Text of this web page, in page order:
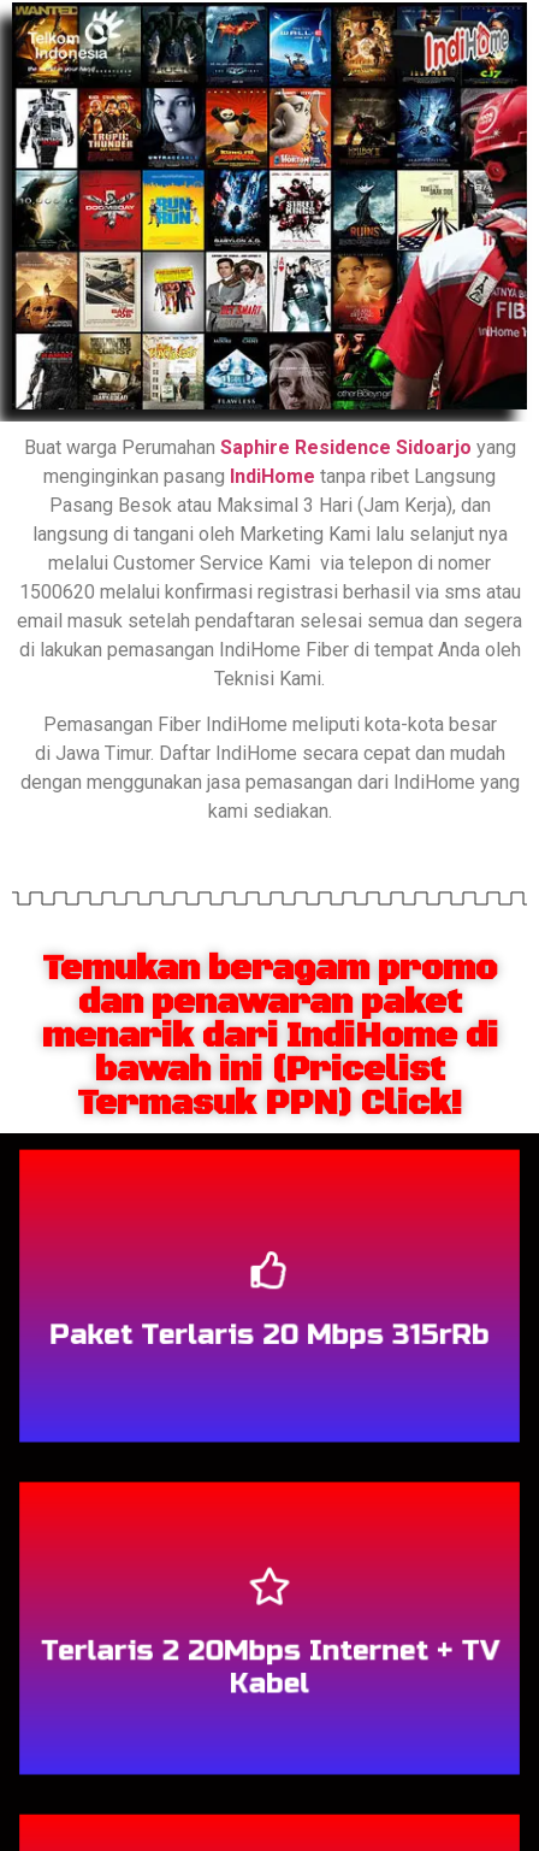
Buat warga Perumahan Saphire Residence Sidoarjo yang
menginginkan pasang IndiHome tanpa ribet Langsung
Pasang Besok atau Maksimal 3 Hari (Jam Kerja), dan
langsung di tangani oleh Marketing Kami lalu selanjut nya
melalui Customer Service Kami via telepon di nomer
1500620 melalui konfirmasi registrasi berhasil via sms atau
email masuk setelah pendaftaran selesai semua dan segera
di lakukan pemasangan IndiHome Fiber di tempat Anda oleh
Teknisi Kami.
Pemasangan Fiber IndiHome meliputi kota-kota besar
di Jawa Timur. Daftar IndiHome secara cepat dan mudah
dengan menggunakan jasa pemasangan dari IndiHome yang
kami sediakan.
Temukan beragam promo
dan penawaran paket
menarik dari IndiHome di
bawah ini (Pricelist
Termasuk PPN) Click!
Paket Terlaris 20 Mbps 315rRb
Terlaris 2 20Mbps Internet + TV
Kabel